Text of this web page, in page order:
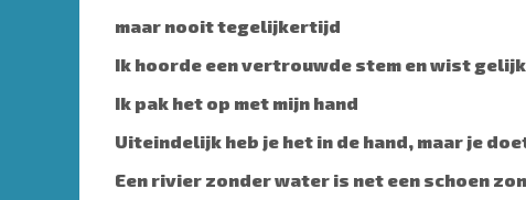
maar nooit tegelijkertijd
Ik hoorde een vertrouwde stem en wist
Ik pak het op met mijn hand
Uiteindelijk heb je het in de hand, maar je
Een rivier zonder water is net een schoen